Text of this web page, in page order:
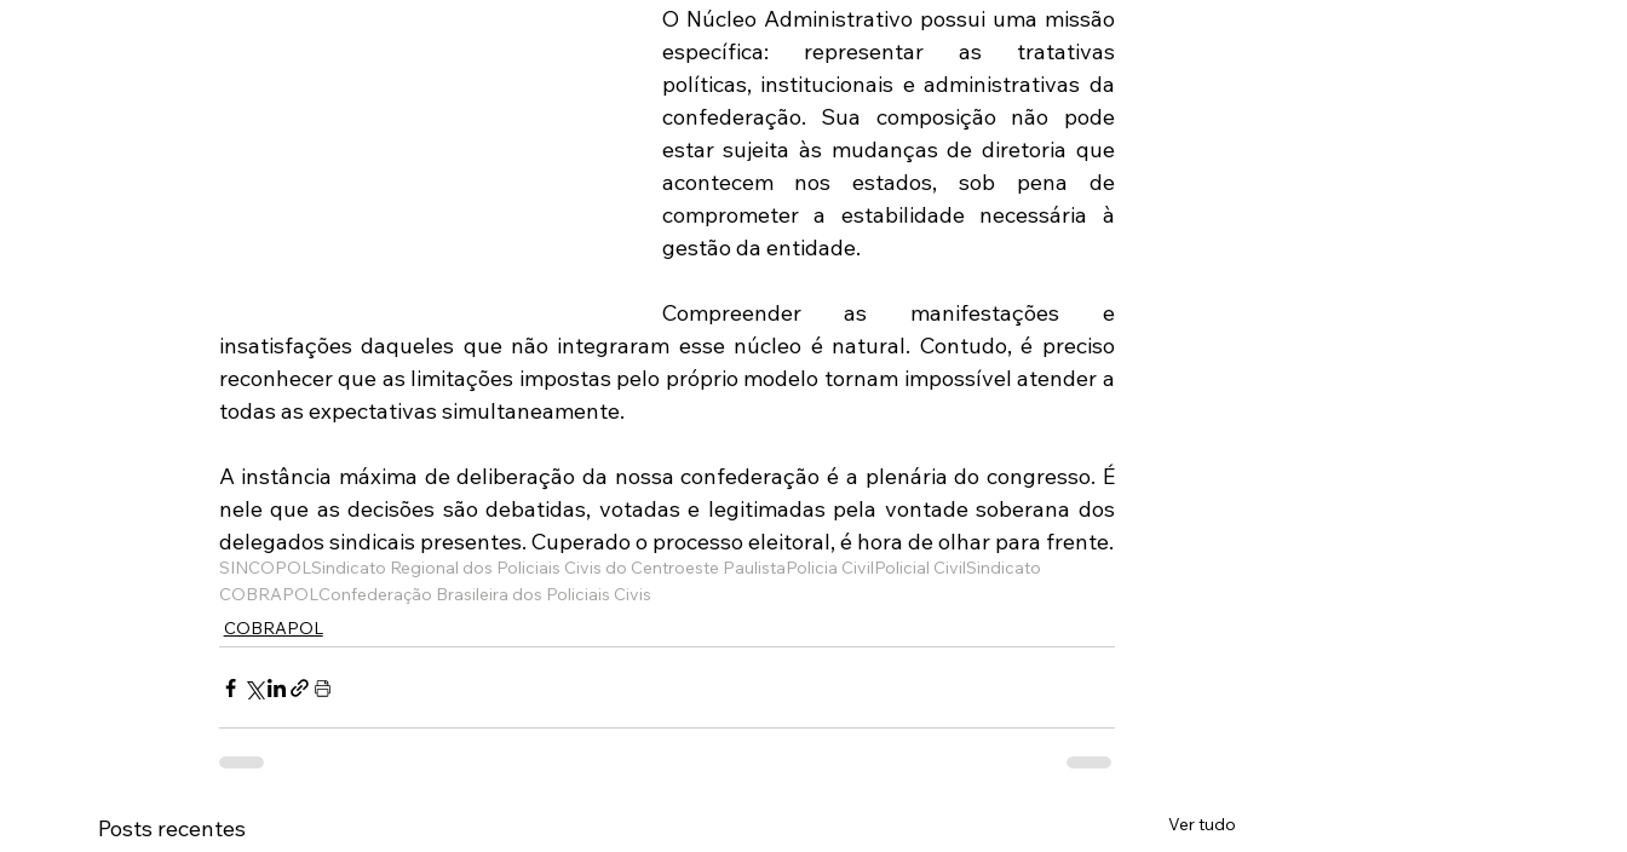
O Núcleo Administrativo possui uma missão
específica: representar as tratativas
políticas, institucionais e administrativas da
confederação. Sua composição não pode
estar sujeita às mudanças de diretoria que
acontecem nos estados, sob pena de
comprometer a estabilidade necessária à
gestão da entidade.
Compreender as manifestações e
insatisfações daqueles que não integraram esse núcleo é natural. Contudo, é preciso
reconhecer que as limitações impostas pelo próprio modelo tornam impossível atender a
todas as expectativas simultaneamente.
A instância máxima de deliberação da nossa confederação é a plenária do congresso. É
nele que as decisões são debatidas, votadas e legitimadas pela vontade soberana dos
delegados sindicais presentes. Cuperado o processo eleitoral, é hora de olhar para frente.
SINCOPOLSindicato Regional dos Policiais Civis do Centroeste PaulistaPolicia CivilPolicial CivilSindicato
COBRAPOLConfederação Brasileira dos Policiais Civis
COBRAPOL
Posts recentes Ver tudo